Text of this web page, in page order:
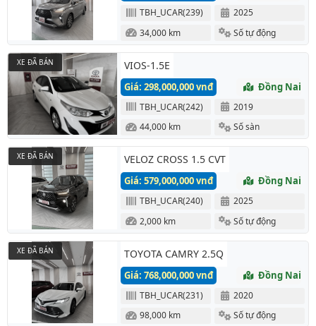
TBH_UCAR(239)
2025
34,000 km
Số tự động
VIOS-1.5E
Giá: 298,000,000 vnđ Đồng Nai
TBH_UCAR(242)
2019
44,000 km
Số sàn
XE ĐÃ BÁN
VELOZ CROSS 1.5 CVT
Giá: 579,000,000 vnđ Đồng Nai
TBH_UCAR(240)
2025
2,000 km
Số tự động
XE ĐÃ BÁN
TOYOTA CAMRY 2.5Q
Giá: 768,000,000 vnđ Đồng Nai
TBH_UCAR(231)
2020
98,000 km
Số tự động
XE ĐÃ BÁN